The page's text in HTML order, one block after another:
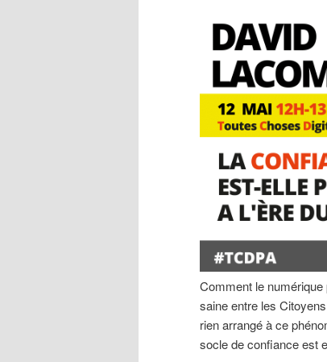
Comment le
saine entre les
rien arrangé à ce
socle de confiance est